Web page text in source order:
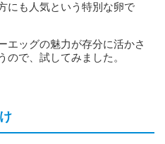
にも人気という特別な卵で
エッグの魅力が存分に活かさ
ので、試してみました。